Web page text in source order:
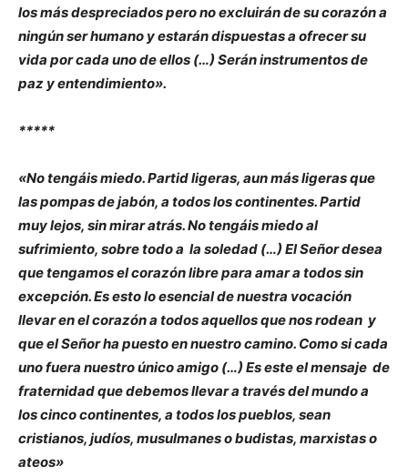
los más despreciados pero no excluirán de su corazón a
ningún ser humano y estarán dispuestas a ofrecer su
vida por cada uno de ellos (…) Serán instrumentos de
paz y entendimiento».
*****
«No tengáis miedo. Partid ligeras, aun más ligeras que
las pompas de jabón, a todos los continentes. Partid
muy lejos, sin mirar atrás. No tengáis miedo al
sufrimiento, sobre todo a la soledad (…) El Señor desea
que tengamos el corazón libre para amar a todos sin
excepción. Es esto lo esencial de nuestra vocación
llevar en el corazón a todos aquellos que nos rodean y
que el Señor ha puesto en nuestro camino. Como si cada
uno fuera nuestro único amigo (…) Es este el mensaje de
fraternidad que debemos llevar a través del mundo a
los cinco continentes, a todos los pueblos, sean
cristianos, judíos, musulmanes o budistas, marxistas o
ateos»